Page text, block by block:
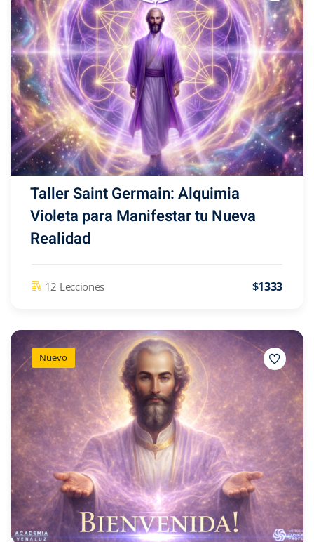
Taller Saint Germain: Alquimia
Violeta para Manifestar tu Nueva
Realidad
12 Lecciones $1333
Nuevo